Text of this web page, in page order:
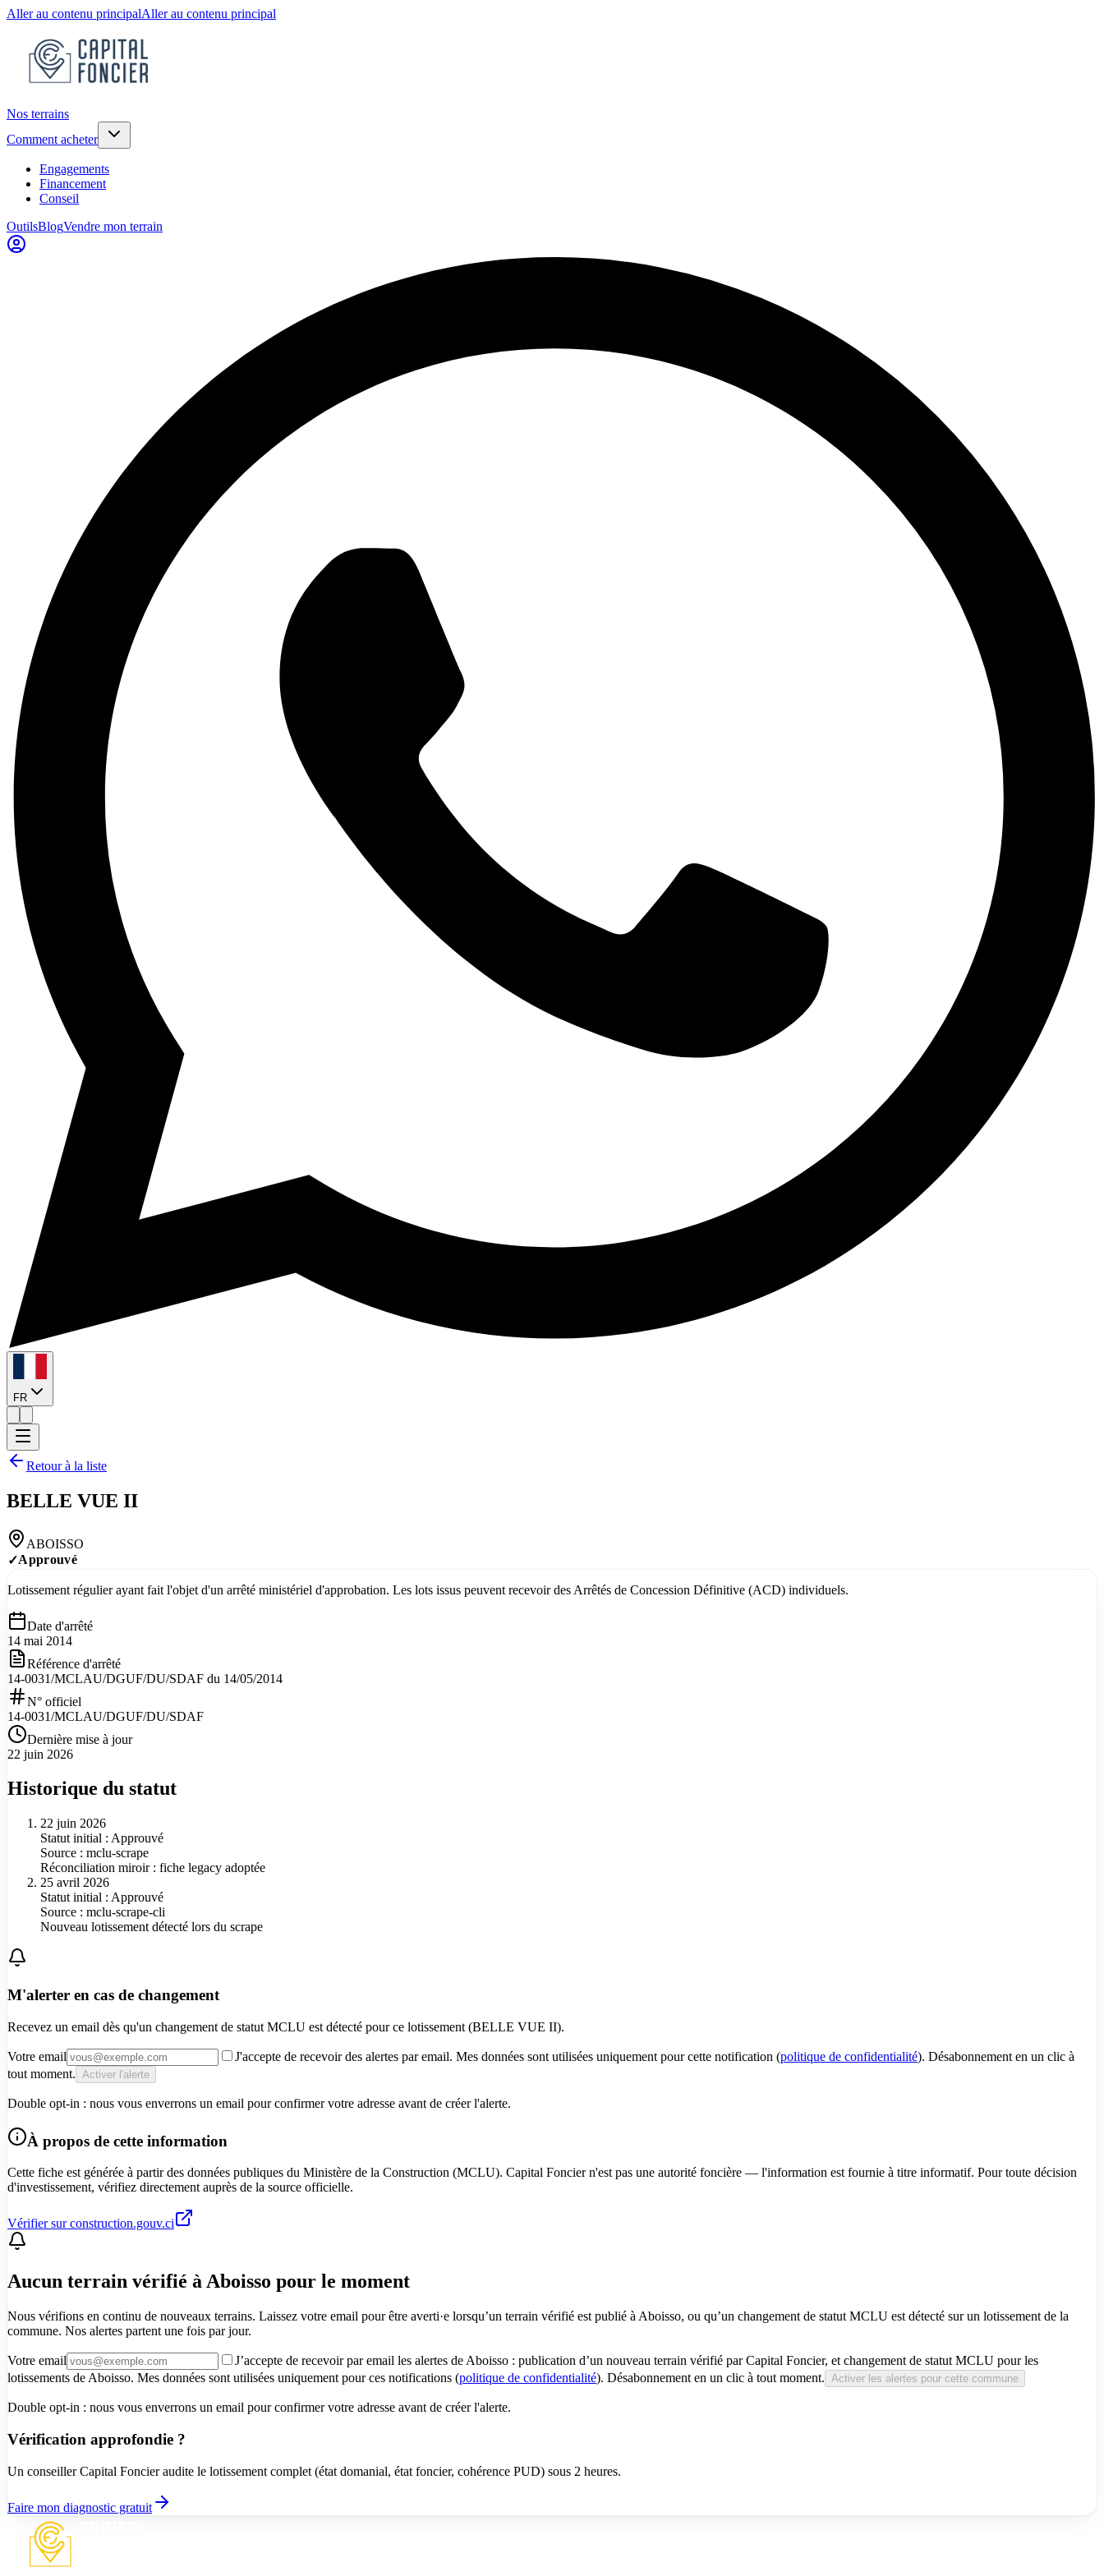
Aller au contenu principalAller au contenu principal
Nos terrains
Comment acheter
Engagements
Financement
Conseil
OutilsBlogVendre mon terrain
FR
Retour à la liste
BELLE VUE II
ABOISSO
✓Approuvé
Lotissement régulier ayant fait l'objet d'un arrêté ministériel d'approbation. Les lots issus peuvent recevoir des Arrêtés de Concession Définitive (ACD) individuels.
Date d'arrêté
14 mai 2014
Référence d'arrêté
14-0031/MCLAU/DGUF/DU/SDAF du 14/05/2014
N° officiel
14-0031/MCLAU/DGUF/DU/SDAF
Dernière mise à jour
22 juin 2026
Historique du statut
22 juin 2026
Statut initial : Approuvé
Source : mclu-scrape
Réconciliation miroir : fiche legacy adoptée
25 avril 2026
Statut initial : Approuvé
Source : mclu-scrape-cli
Nouveau lotissement détecté lors du scrape
M'alerter en cas de changement
Recevez un email dès qu'un changement de statut MCLU est détecté pource lotissement (BELLE VUE II).
Votre email J'accepte de recevoir des alertes par email. Mes données sont utilisées uniquement pour cette notification (politique de confidentialité). Désabonnement en un clic à
tout moment. Activer l'alerte
Double opt-in : nous vous enverrons un email pour confirmer votre adresse avant de créer l'alerte.
À propos de cette information
Cette fiche est générée à partir des données publiques du Ministère de la Construction (MCLU). Capital Foncier n'est pas une autorité foncière — l'information est fournie à titre informatif. Pour toute décision
d'investissement, vérifiez directement auprès de la source officielle.
Vérifier sur construction.gouv.ci
Aucun terrain vérifié à Aboisso pour le moment
Nous vérifions en continu de nouveaux terrains. Laissez votre email pour être averti·e lorsqu’un terrain vérifié est publié à Aboisso, ou qu’un changement de statut MCLU est détecté sur un lotissement de la
commune. Nos alertes partent une fois par jour.
Votre email
J’accepte de recevoir par email les alertes de Aboisso : publication d’un nouveau terrain vérifié par Capital Foncier, et changement de statut MCLU pour les
lotissements de Aboisso. Mes données sont utilisées uniquement pour ces notifications (politique de confidentialité). Désabonnement en un clic à tout moment. Activer les alertes pour cette commune
Double opt-in : nous vous enverrons un email pour confirmer votre adresse avant de créer l'alerte.
Vérification approfondie ?
Un conseiller Capital Foncier audite le lotissement complet (état domanial, état foncier, cohérence PUD) sous 2 heures.
Faire mon diagnostic gratuit